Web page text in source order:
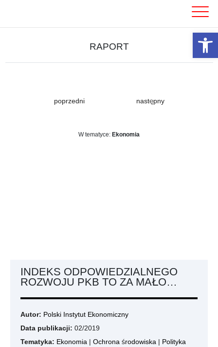
RAPORT
poprzedni następny
W tematyce: Ekonomia
INDEKS ODPOWIEDZIALNEGO
ROZWOJU PKB TO ZA MAŁO…
Autor: Polski Instytut Ekonomiczny
Data publikacji: 02/2019
Tematyka: Ekonomia | Ochrona środowiska | Polityka